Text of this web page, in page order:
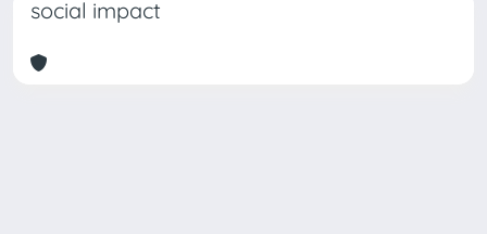
social impact